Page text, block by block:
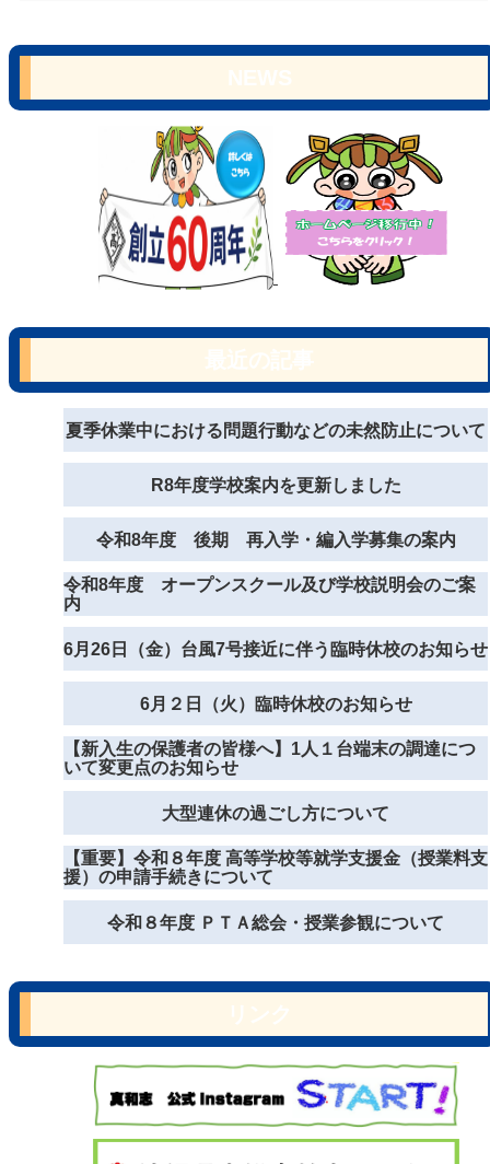
夏季休業中における問題行動などの未然防止について
R8年度学校案内を更新しました
令和8年度 後期 再入学・編入学募集の案内
令和8年度 オープンスクール及び学校説明会のご案
内
6月26日（金）台風7号接近に伴う臨時休校のお知らせ
6月２日（火）臨時休校のお知らせ
【新入生の保護者の皆様へ】1人１台端末の調達につ
いて変更点のお知らせ
大型連休の過ごし方について
【重要】令和８年度 高等学校等就学支援金（授業料支
援）の申請手続きについて
令和８年度 ＰＴＡ総会・授業参観について